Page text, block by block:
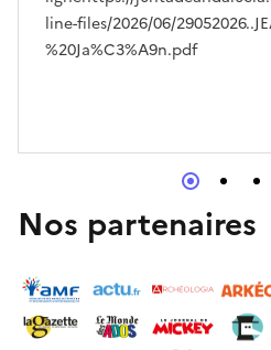
line-files/2026/06/
%20Ja%C3%A9n.pdf
Nos partenaires